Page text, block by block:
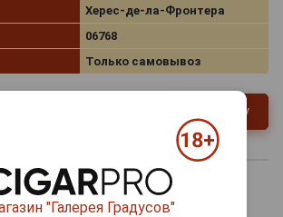
Херес‑де‑ла‑Фронтера
06768
Только самовывоз
В заявку
"Галерея Градусов"